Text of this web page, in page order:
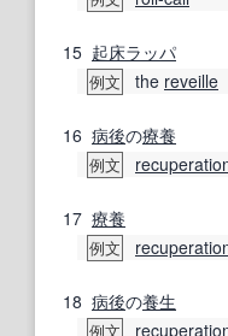
15 起床ラッパ
例文 the reveille
16 病後の療養
例文
17 療養
例文
18 病後の養生
例文